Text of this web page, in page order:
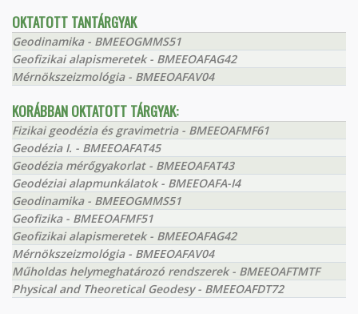
OKTATOTT TANTÁRGYAK
Geodinamika - BMEEOGMMS51
Geofizikai alapismeretek - BMEEOAFAG42
Mérnökszeizmológia - BMEEOAFAV04
KORÁBBAN OKTATOTT TÁRGYAK:
Fizikai geodézia és gravimetria - BMEEOAFMF61
Geodézia I. - BMEEOAFAT45
Geodézia mérőgyakorlat - BMEEOAFAT43
Geodéziai alapmunkálatok - BMEEOAFA-I4
Geodinamika - BMEEOGMMS51
Geofizika - BMEEOAFMF51
Geofizikai alapismeretek - BMEEOAFAG42
Mérnökszeizmológia - BMEEOAFAV04
Műholdas helymeghatározó rendszerek - BMEEOAFTMTF
Physical and Theoretical Geodesy - BMEEOAFDT72